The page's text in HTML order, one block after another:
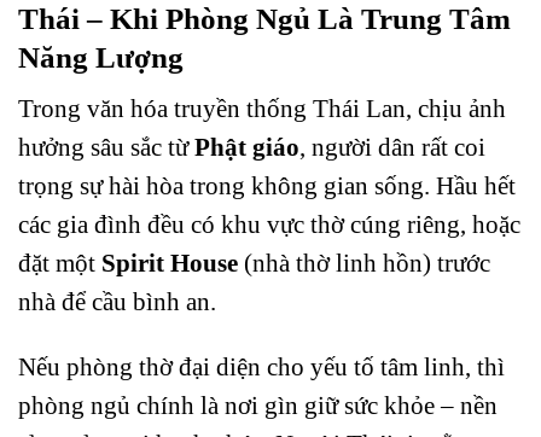
Thái – Khi Phòng Ngủ Là Trung Tâm
Năng Lượng
Trong văn hóa truyền thống Thái Lan, chịu ảnh
hưởng sâu sắc từPhật giáo, người dân rất coi
trọng sự hài hòa trong không gian sống. Hầu hết
các gia đình đều có khu vực thờ cúng riêng, hoặc
đặt một Spirit House (nhà thờ linh hồn) trước
nhà để cầu bình an.
Nếu phòng thờ đại diện cho yếu tố tâm linh, thì
phòng ngủ chính là nơi gìn giữ sức khỏe – nền